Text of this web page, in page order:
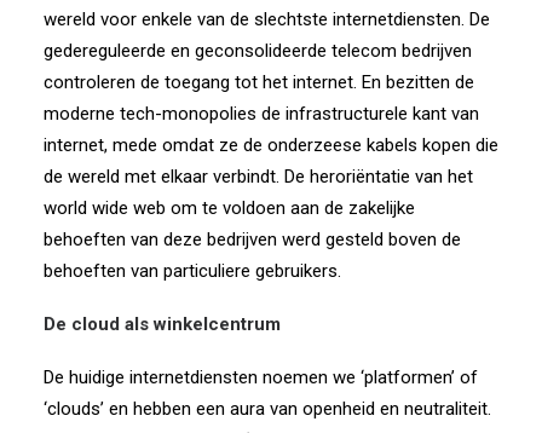
wereld voor enkele van de slechtste internetdiensten. De
gedereguleerde en geconsolideerde telecom bedrijven
controleren de toegang tot het internet. En bezitten de
moderne tech-monopolies de infrastructurele kant van
internet, mede omdat ze de onderzeese kabels kopen die
de wereld met elkaar verbindt. De heroriëntatie van het
world wide web om te voldoen aan de zakelijke
behoeften van deze bedrijven werd gesteld boven de
behoeften van particuliere gebruikers.
De cloud als winkelcentrum
De huidige internetdiensten noemen we ‘platformen’ of
‘clouds’ en hebben een aura van openheid en neutraliteit.